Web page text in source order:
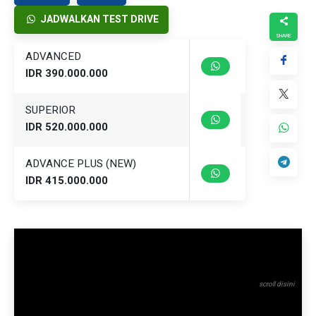
JADWALKAN TEST DRIVE
ADVANCED
IDR 390.000.000
SUPERIOR
IDR 520.000.000
ADVANCE PLUS (NEW)
IDR 415.000.000